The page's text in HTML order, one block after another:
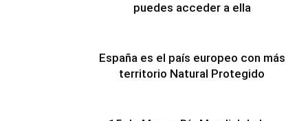
puedes acceder a ella
España es el país europeo con más
territorio Natural Protegido